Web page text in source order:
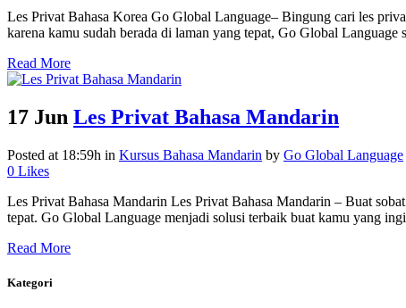
Les Privat Bahasa Korea Go Global Language– Bingung cari les
karena kamu sudah berada di laman yang tepat, Go Global
Read More
17 Jun Les Privat Bahasa Mandarin
Posted at 18:59h in Kursus Bahasa Mandarin by Go Global Language
0 Likes
Les Privat Bahasa Mandarin Les Privat Bahasa Mandarin – Buat
tepat. Go Global Language menjadi solusi terbaik buat kamu yang
Read More
Kategori